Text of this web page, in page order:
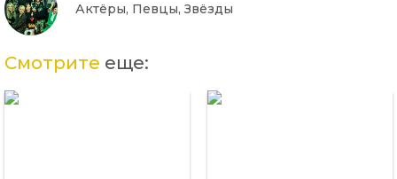
Актёры, Певцы, Звёзды
Смотрите еще: